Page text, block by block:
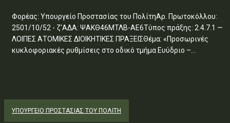
Φορέας: Υπουργείο Προστασίας του ΠολίτηΑρ. Πρωτοκόλλου:
2501/10/52 - ζ'ΑΔΑ: ΨΑΚΘ46ΜΤΛΒ-ΑΕ6Τύπος πράξης: 2.4.7.1 —
ΛΟΙΠΕΣ ΑΤΟΜΙΚΕΣ ΔΙΟΙΚΗΤΙΚΕΣ ΠΡΑΞΕΙΣΘέμα: «Προσωρινές
κυκλοφοριακές ρυθμίσεις στο οδικό τμήμα Ευύδριο –...
ΥΠΟΥΡΓΕΊΟ ΠΡΟΣΤΑΣΊΑΣ ΤΟΥ ΠΟΛΊΤΗ